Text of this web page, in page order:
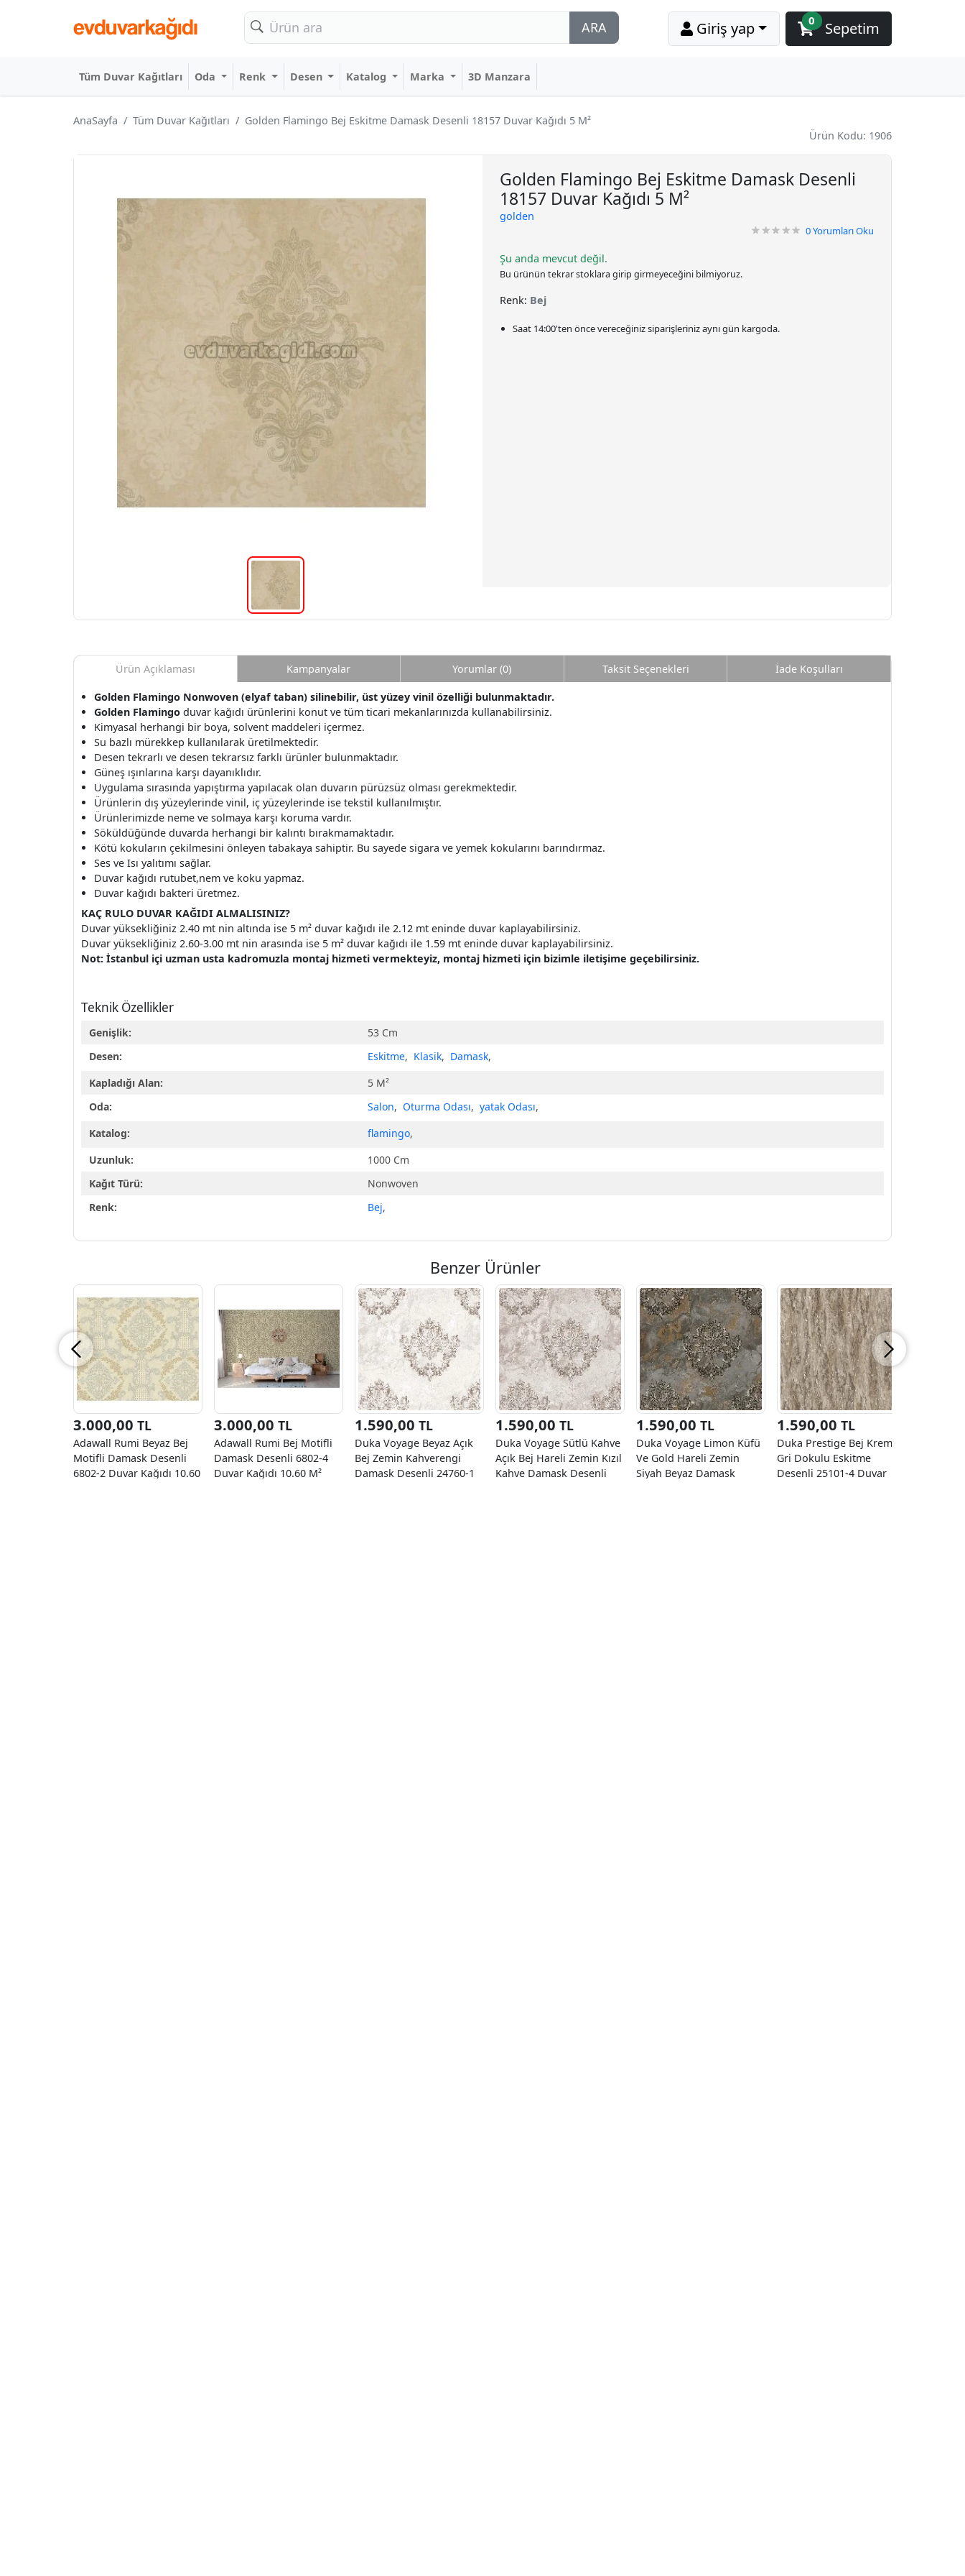
ARA Giriş yap Sepetim
0
Tüm Duvar Kağıtları Oda Renk Desen Katalog Marka 3D Manzara
AnaSayfa Tüm Duvar Kağıtları
Golden Flamingo Bej Eskitme Damask Desenli 18157 Duvar Kağıdı 5 M²
Ürün Kodu: 1906
Golden Flamingo Bej Eskitme Damask Desenli
18157 Duvar Kağıdı 5 M²
golden
0Yorumları Oku
Şu anda mevcut değil.
Bu ürünün tekrar stoklara girip girmeyeceğini bilmiyoruz.
Renk: Bej
Saat 14:00'ten önce vereceğiniz siparişlerinizaynı gün kargoda.
Ürün Açıklaması
Golden Flamingo Nonwoven (elyaf taban) silinebilir, üst yüzey vinil özelliği bulunmaktadır.
Golden Flamingo duvar kağıdı ürünlerini konut ve tüm ticari mekanlarınızda kullanabilirsiniz.
Kimyasal herhangi bir boya, solvent maddeleri içermez.
Su bazlı mürekkep kullanılarak üretilmektedir.
Desen tekrarlı ve desen tekrarsız farklı ürünler bulunmaktadır.
Güneş ışınlarına karşı dayanıklıdır.
Uygulama sırasında yapıştırma yapılacak olan duvarın pürüzsüz olması gerekmektedir.
Ürünlerin dış yüzeylerinde vinil, iç yüzeylerinde ise tekstil kullanılmıştır.
Ürünlerimizde neme ve solmaya karşı koruma vardır.
Söküldüğünde duvarda herhangi bir kalıntı bırakmamaktadır.
Kötü kokuların çekilmesini önleyen tabakaya sahiptir. Bu sayede sigara ve yemek kokularını barındırmaz.
Ses ve Isı yalıtımı sağlar.
Duvar kağıdı rutubet,nem ve koku yapmaz.
Duvar kağıdı bakteri üretmez.
KAÇ RULO DUVAR KAĞIDI ALMALISINIZ?
Duvar yüksekliğiniz 2.40 mt nin altında ise 5 m² duvar kağıdı ile 2.12 mt eninde duvar kaplayabilirsiniz.
Duvar yüksekliğiniz 2.60-3.00 mt nin arasında ise 5 m² duvar kağıdı ile 1.59 mt eninde duvar kaplayabilirsiniz.
Not: İstanbul içi uzman usta kadromuzla montaj hizmeti vermekteyiz, montaj hizmeti için bizimle iletişime geçebilirsiniz.
Teknik Özellikler
Genişlik:
53 Cm
Desen:
Eskitme, Klasik, Damask,
Kapladığı Alan:
5 M²
Oda:
Salon, Oturma Odası, yatak Odası,
Katalog:
flamingo,
Uzunluk:
1000 Cm
Kağıt Türü:
Nonwoven
Renk:
Bej,
Kampanyalar Yorumlar (0) Taksit Seçenekleri İade Koşulları
Benzer Ürünler
3.000,00 TL
Adawall Rumi Beyaz Bej
Motifli Damask Desenli
6802-2 Duvar Kağıdı 10.60
3.000,00 TL
Adawall Rumi Bej Motifli
Damask Desenli 6802-4
Duvar Kağıdı 10.60 M²
1.590,00 TL
Duka Voyage Beyaz Açık
Bej Zemin Kahverengi
Damask Desenli 24760-1
1.590,00 TL
Duka Voyage Sütlü Kahve
Açık Bej Hareli Zemin Kızıl
Kahve Damask Desenli
1.590,00 TL
Duka Voyage Limon Küfü
Ve Gold Hareli Zemin
Siyah Beyaz Damask
1.590,00 TL
Duka Prestige Bej Krem
Gri Dokulu Eskitme
Desenli 25101-4 Duvar